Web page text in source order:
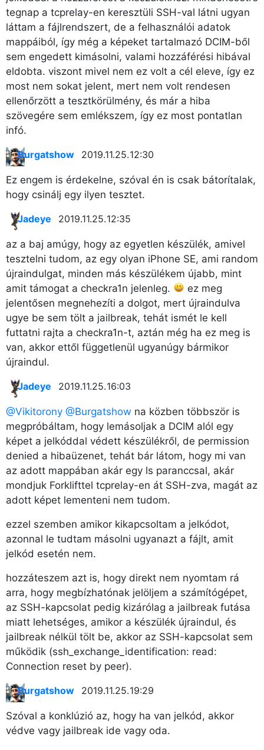
tegnap a tcprelay-en keresztüli SSH-val látni ugyan
láttam a fájlrendszert, de a felhasználói adatok
mappáiból, így még a képeket tartalmazó DCIM-ből
sem engedett kimásolni, valami hozzáférési hibával
eldobta. viszont mivel nem ez volt a cél eleve, így ez
most nem sokat jelent, mert nem volt rendesen
ellenőrzött a tesztkörülmény, és már a hiba
szövegére sem emlékszem, így ez most pontatlan
infó.
Burgatshow 2019.11.25. 12:30
Ez engem is érdekelne, szóval én is csak bátorítalak,
hogy csinálj egy ilyen tesztet.
Jadeye 2019.11.25. 12:35
az a baj amúgy, hogy az egyetlen készülék, amivel
tesztelni tudom, az egy olyan iPhone SE, ami random
újraindulgat, minden más készülékem újabb, mint
amit támogat a checkra1n jelenleg.
ez meg
jelentősen megnehezíti a dolgot, mert újraindulva
ugye be sem tölt a jailbreak, tehát ismét le kell
futtatni rajta a checkra1n-t, aztán még ha ez meg is
van, akkor ettől függetlenül ugyanúgy bármikor
újraindul.
Jadeye 2019.11.25. 16:03
@Vikitorony @Burgatshow na közben többször is
megpróbáltam, hogy lemásoljak a DCIM alól egy
képet a jelkóddal védett készülékről, de permission
denied a hibaüzenet, tehát bár látom, hogy mi van
az adott mappában akár egy ls paranccsal, akár
mondjuk Forklifttel tcprelay-en át SSH-zva, magát az
adott képet lementeni nem tudom.
ezzel szemben amikor kikapcsoltam a jelkódot,
azonnal le tudtam másolni ugyanazt a fájlt, amit
jelkód esetén nem.
hozzáteszem azt is, hogy direkt nem nyomtam rá
arra, hogy megbízhatónak jelöljem a számítógépet,
az SSH-kapcsolat pedig kizárólag a jailbreak futása
miatt lehetséges, amikor a készülék újraindul, és
jailbreak nélkül tölt be, akkor az SSH-kapcsolat sem
működik (ssh_exchange_identification: read:
Connection reset by peer).
Burgatshow 2019.11.25. 19:29
Szóval a konklúzió az, hogy ha van jelkód, akkor
védve vagy jailbreak ide vagy oda.